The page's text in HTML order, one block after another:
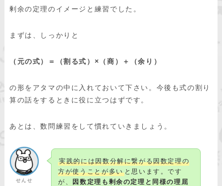
剰余の定理のイメージと練習でした。
まずは、しっかりと
（元の式）＝（割る式）×（商）＋（余り）
の形をアタマの中に入れておいて下さい。今後も式の割り
算の話をするときに役に立つはずです。
あとは、数問練習をして慣れていきましょう。
せんせ
実践的には因数分解に繋がる因数定理の
方が使うことが多いと思います。です
が、
因数定理も剰余の定理と同様の理屈